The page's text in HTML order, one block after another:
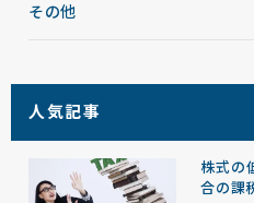
その他
人気記事
株式の
合の課